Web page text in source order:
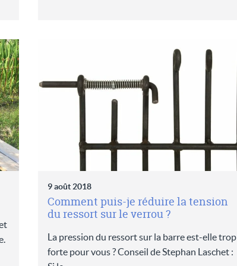
9 août 2018
Comment puis-je réduire la tension
du ressort sur le verrou ?
La pression du ressort sur la barre est-elle trop
forte pour vous ? Conseil de Stephan Laschet :